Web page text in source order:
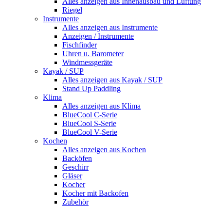
Riegel
Instrumente
Alles anzeigen aus Instrumente
Anzeigen / Instrumente
Fischfinder
Uhren u. Barometer
Windmessgeräte
Kayak / SUP
Alles anzeigen aus Kayak / SUP
Stand Up Paddling
Klima
Alles anzeigen aus Klima
BlueCool C-Serie
BlueCool S-Serie
BlueCool V-Serie
Kochen
Alles anzeigen aus Kochen
Backöfen
Geschirr
Gläser
Kocher
Kocher mit Backofen
Zubehör